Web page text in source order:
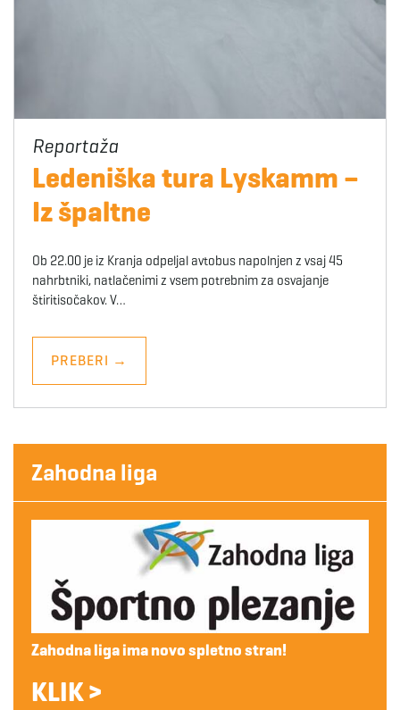
Ledeniška tura Lyskamm –
Iz špaltne
Ob 22.00 je iz Kranja odpeljal avtobus napolnjen z vsaj 45
nahrbtniki, natlačenimi z vsem potrebnim za osvajanje
štiritisočakov. V…
PREBERI →
Zahodna liga
Zahodna liga ima novo spletno stran!
KLIK >